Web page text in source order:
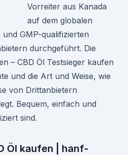
Vorreiter aus Kanada
auf dem globalen
GMP-qualifizierten
durchgeführt. Die
– CBD Öl Testsieger kaufen
und die Art und Weise, wie
von Drittanbietern
Bequem, einfach und
sind.
Öl kaufen | hanf-